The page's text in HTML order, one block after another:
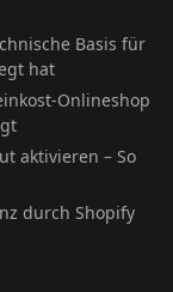
Basis für
hat
Onlineshop
aktivieren – So
durch Shopify